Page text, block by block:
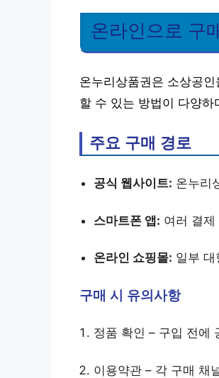
온라인으로 구
온누리상품권은 소상공
할 수 있는 방법이 다양하
주요 구매 경로
공식 웹사이트: 온누리
스마트폰 앱: 여러 결
온라인 쇼핑몰: 일부
구매 시 유의사항
정품 확인 – 구입 전에
이용약관 – 각 구매 채